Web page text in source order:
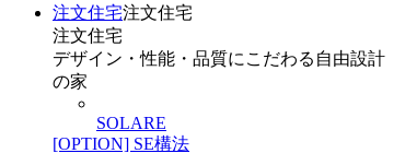
注文住宅注文住宅
注文住宅
デザイン・性能・品質にこだわる自由設計
の家
SOLARE
[OPTION] SE構法